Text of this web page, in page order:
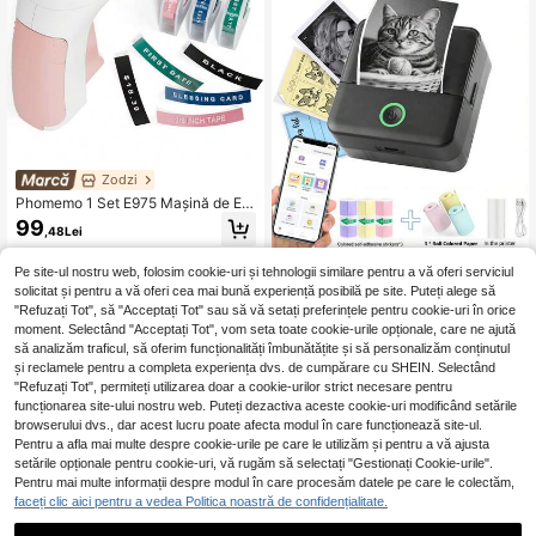
Zodzi
Phomemo 1 Set E975 Mașină de Eti
chetat în Gofraj cu 6 Benzi de Etich
ete de 9mm/3/8" (3*Negru/1*Roz/1
*Albastru/1*Verde), Mașină Portabil
ă de Etichetat în Gofraj Retro, Mini
Mașină de Etichetat în Gofraj cu 6 R
ole de Benzi de Etichetat în Gofraj p
entru Acasă, Birou, DIY și Meșteșug
uri, Mașină de Etichetat 3D cu Lizib
ilitate Clară, Mini Mașină de Etichet
at Portabilă cu Impermeabilă.
99,48Lei
Mini imprimantă portabilă termică fă
ră cerneală pentru etichete, potrivit
ă pentru note, imagini, fotografii, eti
chete de curs, jurnale, DIY, cadouri,
imprimare școală/birou/acasă
12 Left
25,00Lei
Pe site-ul nostru web, folosim cookie-uri și tehnologii similare pentru a vă oferi serviciul
solicitat și pentru a vă oferi cea mai bună experiență posibilă pe site. Puteți alege să
"Refuzați Tot", să "Acceptați Tot" sau să vă setați preferințele pentru cookie-uri în orice
moment. Selectând "Acceptați Tot", vom seta toate cookie-urile opționale, care ne ajută
să analizăm traficul, să oferim funcționalități îmbunătățite și să personalizăm conținutul
și reclamele pentru a completa experiența dvs. de cumpărare cu SHEIN. Selectând
"Refuzați Tot", permiteți utilizarea doar a cookie-urilor strict necesare pentru
funcționarea site-ului nostru web. Puteți dezactiva aceste cookie-uri modificând setările
browserului dvs., dar acest lucru poate afecta modul în care funcționează site-ul.
Pentru a afla mai multe despre cookie-urile pe care le utilizăm și pentru a vă ajusta
setările opționale pentru cookie-uri, vă rugăm să selectați "Gestionați Cookie-urile".
Pentru mai multe informații despre modul în care procesăm datele pe care le colectăm,
faceți clic aici pentru a vedea Politica noastră de confidențialitate.